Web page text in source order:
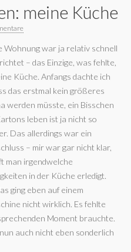
meine Küche
Wohnung war ja relativ schnell
– das Einzige, was fehlte,
Küche. Anfangs dachte ich
das erstmal kein größeres
werden müsste, ein Bisschen
leben ist ja nicht so
Das allerdings war ein
– mir war gar nicht klar,
man irgendwelche
in der Küche erledigt.
ging eben auf einem
nicht wirklich. Es fehlte
Moment brauchte.
auch nicht eben sonderlich